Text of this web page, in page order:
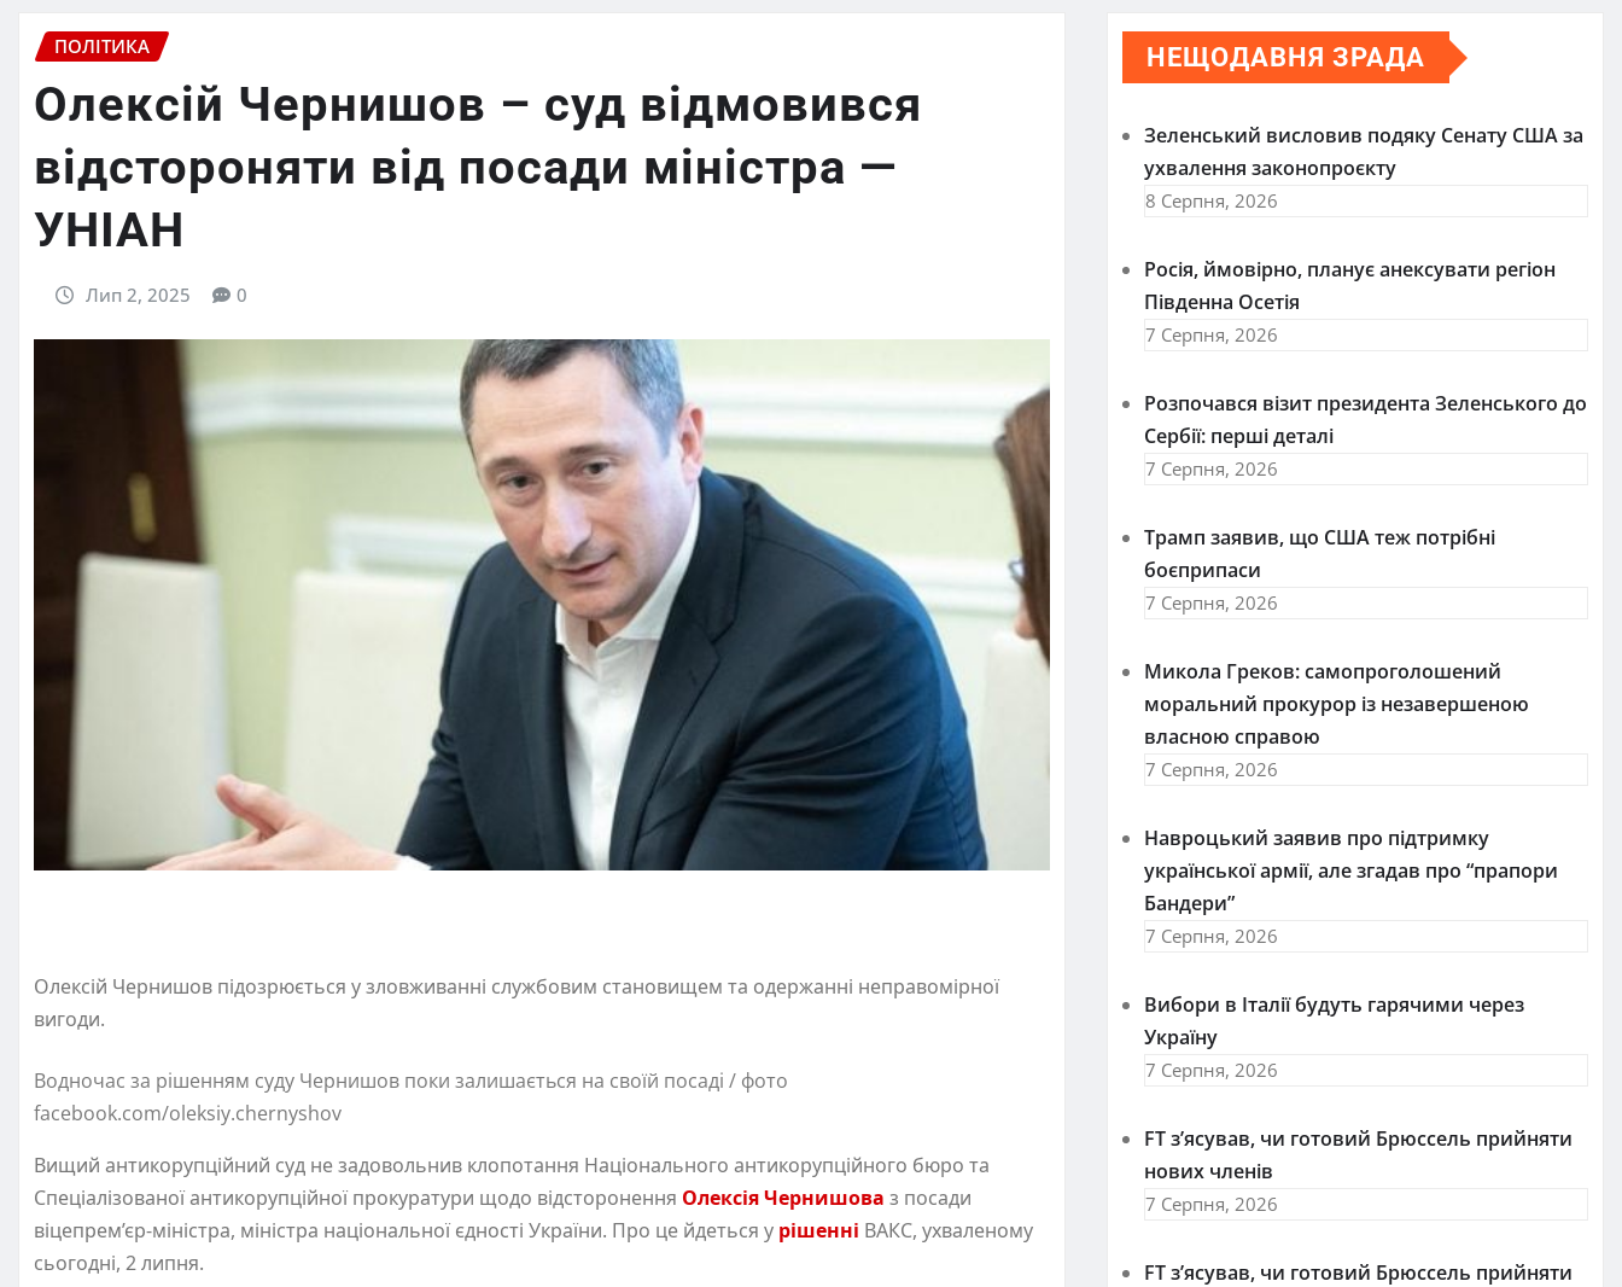
ПОЛІТИКА
Олексій Чернишов – суд відмовився
відстороняти від посади міністра —
УНІАН
Лип 2, 2025 0
Олексій Чернишов підозрюється у зловживанні службовим становищем та одержанні неправомірної
вигоди.
Водночас за рішенням суду Чернишов поки залишається на своїй посаді / фото
facebook.com/oleksiy.chernyshov
Вищий антикорупційний суд не задовольнив клопотання Національного антикорупційного бюро та
Спеціалізованої антикорупційної прокуратури щодо відсторонення Олексія Чернишова з посади
віцепрем’єр-міністра, міністра національної єдності України. Про це йдеться у рішенні ВАКС, ухваленому
сьогодні, 2 липня.
НЕЩОДАВНЯ ЗРАДА
Зеленський висловив подяку Сенату США за
ухвалення законопроєкту
8 Серпня, 2026
Росія, ймовірно, планує анексувати регіон
Південна Осетія
7 Серпня, 2026
Розпочався візит президента Зеленського до
Сербії: перші деталі
7 Серпня, 2026
Трамп заявив, що США теж потрібні
боєприпаси
7 Серпня, 2026
Микола Греков: самопроголошений
моральний прокурор із незавершеною
власною справою
7 Серпня, 2026
Навроцький заявив про підтримку
української армії, але згадав про “прапори
Бандери”
7 Серпня, 2026
Вибори в Італії будуть гарячими через
Україну
7 Серпня, 2026
FT зʼясував, чи готовий Брюссель прийняти
нових членів
7 Серпня, 2026
FT зʼясував, чи готовий Брюссель прийняти